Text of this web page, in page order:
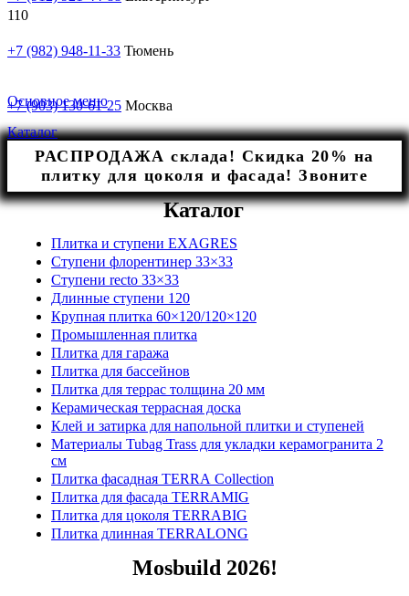
+7 (982) 948-11-33 Тюмень
+7 (903) 130-61-25 Москва
Основное меню
Каталог
РАСПРОДАЖА склада! Скидка 20% на
плитку для цоколя и фасада! Звоните
Каталог
Плитка и ступени EXAGRES
Ступени флорентинер 33×33
Ступени recto 33×33
Длинные ступени 120
Крупная плитка 60×120/120×120
Промышленная плитка
Плитка для гаража
Плитка для бассейнов
Плитка для террас толщина 20 мм
Керамическая террасная доска
Клей и затирка для напольной плитки и ступеней
Материалы Tubag Trass для укладки керамогранита 2
см
Плитка фасадная TERRA Collection
Плитка для фасада TERRAMIG
Плитка для цоколя TERRABIG
Плитка длинная TERRALONG
Mosbuild 2026!